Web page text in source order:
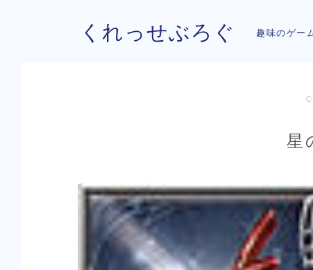
くれっせぶろぐ 趣味のゲー
星